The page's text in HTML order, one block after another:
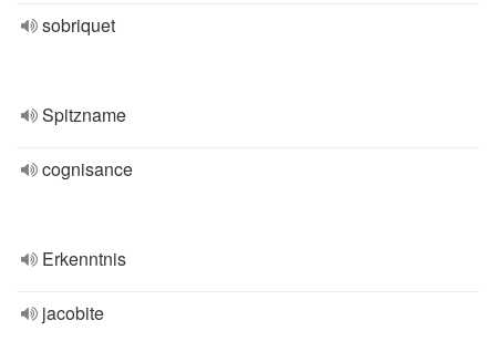
sobriquet
Spitzname
cognisance
Erkenntnis
jacobite